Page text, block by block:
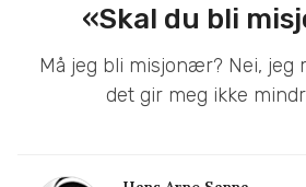
«Skal du bli
Må jeg bli misjonær? Nei, jeg
det gir meg ikke